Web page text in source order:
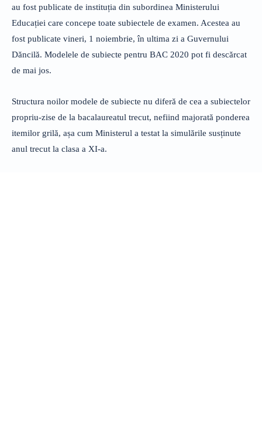
au fost publicate de instituția din subordinea Ministerului
Educației care concepe toate subiectele de examen. Acestea au
fost publicate vineri, 1 noiembrie, în ultima zi a Guvernului
Dăncilă. Modelele de subiecte pentru BAC 2020 pot fi descărcat
de mai jos.
Structura noilor modele de subiecte nu diferă de cea a subiectelor
propriu-zise de la bacalaureatul trecut, nefiind majorată ponderea
itemilor grilă, așa cum Ministerul a testat la simulările susținute
anul trecut la clasa a XI-a.